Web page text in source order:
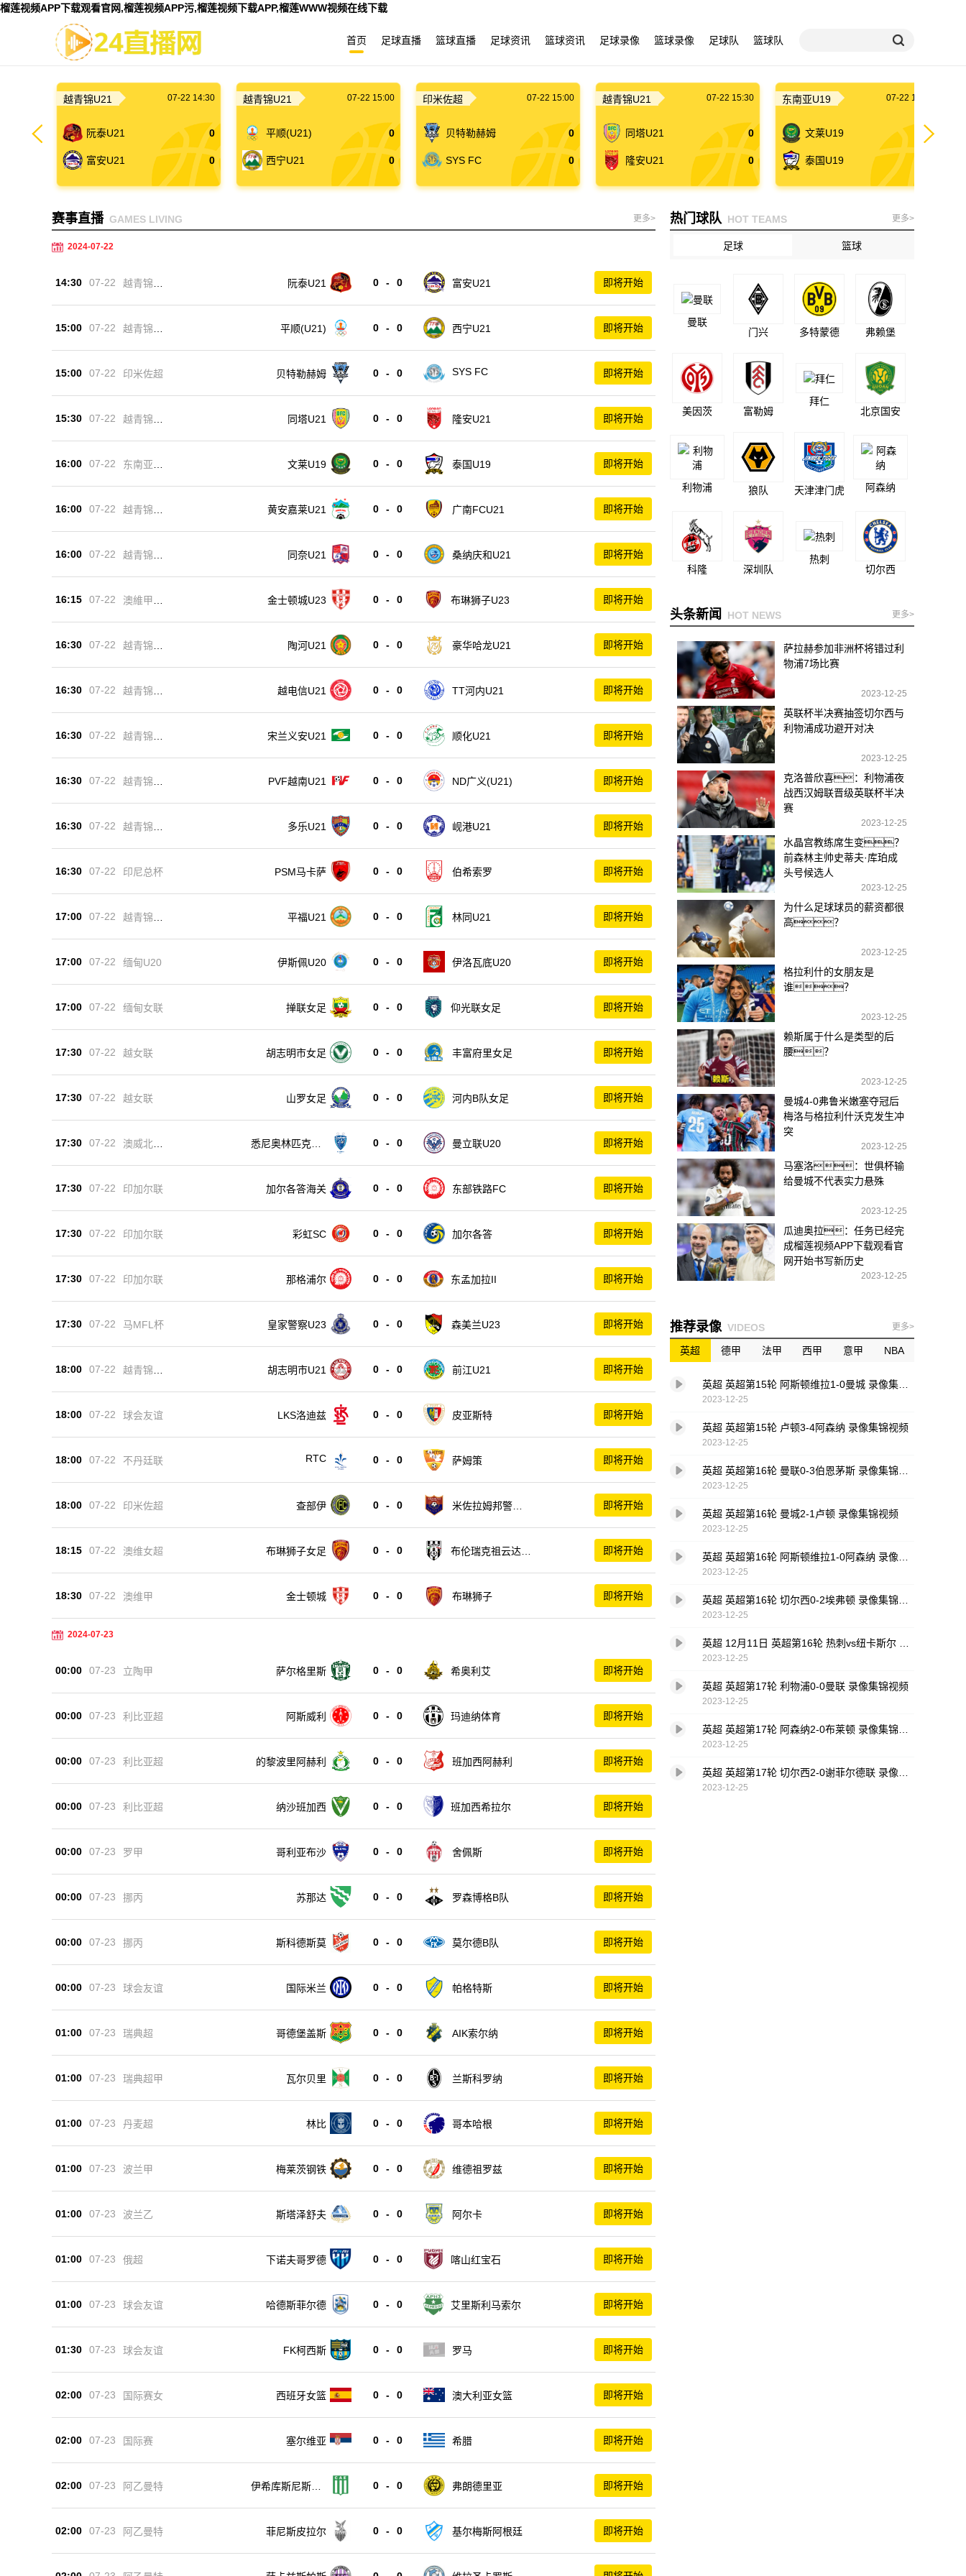
榴莲视频APP下载观看官网,榴莲视频APP污,榴莲视频下载APP,榴莲WWW视频在线下载
首页 足球直播 篮球直播 足球资讯 篮球资讯 足球录像 篮球录像 足球队 篮球队
越青锦U21 07-22 14:30
阮泰U21 0
富安U21 0
越青锦U21 07-22 15:00
平顺(U21) 0
西宁U21 0
印米佐超 07-22 15:00
贝特勒赫姆 0
SYS FC 0
越青锦U21 07-22 15:30
同塔U21 0
隆安U21 0
东南亚U19 07-22 16:00
文莱U19 0
泰国U19
赛事直播 GAMES LIVING 更多>
2024-07-22
14:30 07-22
越青锦U2
阮泰U21 0 - 0 富安U21 即将开始
15:00 07-22
越青锦U2
平顺(U21) 0 - 0 西宁U21 即将开始
15:00 07-22 印米佐超 贝特勒赫姆 0 - 0 SYS FC 即将开始
15:30 07-22
越青锦U2
同塔U21 0 - 0 隆安U21 即将开始
16:00 07-22
东南亚U1
文莱U19 0 - 0 泰国U19 即将开始
16:00 07-22
越青锦U2
黄安嘉莱U21 0 - 0 广南FCU21 即将开始
16:00 07-22
越青锦U2
同奈U21 0 - 0 桑纳庆和U21 即将开始
16:15 07-22
澳維甲U2
金士顿城U23 0 - 0 布琳狮子U23 即将开始
16:30 07-22
越青锦U2
陶河U21 0 - 0 豪华哈龙U21 即将开始
16:30 07-22
越青锦U2
越电信U21 0 - 0 TT河内U21 即将开始
16:30 07-22
越青锦U2
宋兰义安U21 0 - 0 顺化U21 即将开始
16:30 07-22
越青锦U2
PVF越南U21 0 - 0 ND广义(U21) 即将开始
16:30 07-22
越青锦U2
多乐U21 0 - 0 岘港U21 即将开始
16:30 07-22 印尼总杯 PSM马卡萨 0 - 0 伯希索罗 即将开始
17:00 07-22
越青锦U2
平福U21 0 - 0 林同U21 即将开始
17:00 07-22 缅甸U20 伊斯佩U20 0 - 0 伊洛瓦底U20 即将开始
17:00 07-22 缅甸女联 掸联女足 0 - 0 仰光联女足 即将开始
17:30 07-22 越女联 胡志明市女足 0 - 0 丰富府里女足 即将开始
17:30 07-22 越女联 山罗女足 0 - 0 河内B队女足 即将开始
17:30 07-22
澳威北U2
悉尼奥林匹克U2
0 - 0 曼立联U20 即将开始
17:30 07-22 印加尔联 加尔各答海关 0 - 0 东部铁路FC 即将开始
17:30 07-22 印加尔联 彩虹SC 0 - 0 加尔各答 即将开始
17:30 07-22 印加尔联 那格浦尔 0 - 0 东孟加拉II 即将开始
17:30 07-22 马MFL杯 皇家警察U23 0 - 0 森美兰U23 即将开始
18:00 07-22
越青锦U2
胡志明市U21 0 - 0 前江U21 即将开始
18:00 07-22 球会友谊 LKS洛迪兹 0 - 0 皮亚斯特 即将开始
18:00 07-22 不丹廷联 RTC 0 - 0 萨姆策 即将开始
18:00 07-22 印米佐超 查部伊 0 - 0
米佐拉姆邦警察F
即将开始
18:15 07-22 澳维女超 布琳狮子女足 0 - 0
布伦瑞克祖云达斯
即将开始
18:30 07-22 澳维甲 金士顿城 0 - 0 布琳狮子 即将开始
2024-07-23
00:00 07-23 立陶甲 萨尔格里斯 0 - 0 希奥利艾 即将开始
00:00 07-23 利比亚超 阿斯威利 0 - 0 玛迪纳体育 即将开始
00:00 07-23 利比亚超 的黎波里阿赫利 0 - 0 班加西阿赫利 即将开始
00:00 07-23 利比亚超 纳沙班加西 0 - 0 班加西希拉尔 即将开始
00:00 07-23 罗甲 哥利亚布沙 0 - 0 舍佩斯 即将开始
00:00 07-23 挪丙 苏那达 0 - 0 罗森博格B队 即将开始
00:00 07-23 挪丙 斯科德斯莫 0 - 0 莫尔德B队 即将开始
00:00 07-23 球会友谊 国际米兰 0 - 0 帕格特斯 即将开始
01:00 07-23 瑞典超 哥德堡盖斯 0 - 0 AIK索尔纳 即将开始
01:00 07-23 瑞典超甲 瓦尔贝里 0 - 0 兰斯科罗纳 即将开始
01:00 07-23 丹麦超 林比 0 - 0 哥本哈根 即将开始
01:00 07-23 波兰甲 梅莱茨钢铁 0 - 0 维德祖罗兹 即将开始
01:00 07-23 波兰乙 斯塔泽舒夫 0 - 0 阿尔卡 即将开始
01:00 07-23 俄超 下诺夫哥罗德 0 - 0 喀山红宝石 即将开始
01:00 07-23 球会友谊 哈德斯菲尔德 0 - 0 艾里斯利马索尔 即将开始
01:30 07-23 球会友谊 FK柯西斯 0 - 0 罗马 即将开始
02:00 07-23 国际赛女 西班牙女篮 0 - 0 澳大利亚女篮 即将开始
02:00 07-23 国际赛 塞尔维亚 0 - 0 希腊 即将开始
02:00 07-23 阿乙曼特
伊希库斯尼斯塔
0 - 0 弗朗德里亚 即将开始
02:00 07-23 阿乙曼特 菲尼斯皮拉尔 0 - 0 基尔梅斯阿根廷 即将开始
热门球队 HOT TEAMS 更多>
足球 篮球
曼联
门兴
多特蒙德 弗赖堡
美因茨 富勒姆
拜仁
北京国安
利物浦 狼队 天津津门虎 阿森纳
科隆 深圳队
热刺
切尔西
头条新闻 HOT NEWS 更多>
萨拉赫参加非洲杯将错过利
物浦7场比赛
2023-12-25
英联杯半决赛抽签切尔西与
利物浦成功避开对决
2023-12-25
克洛普欣喜：利物浦夜
战西汉姆联晋级英联杯半决
赛
2023-12-25
水晶宫教练席生变？
前森林主帅史蒂夫·库珀成
头号候选人
2023-12-25
为什么足球球员的薪资都很
高？
2023-12-25
格拉利什的女朋友是
谁？
2023-12-25
赖斯属于什么是类型的后
腰？
2023-12-25
曼城4-0弗鲁米嫩塞夺冠后
梅洛与格拉利什沃克发生冲
突
2023-12-25
马塞洛：世俱杯输
给曼城不代表实力悬殊
2023-12-25
瓜迪奥拉：任务已经完
成榴莲视频APP下载观看官
网开始书写新历史
2023-12-25
推荐录像 VIDEOS 更多>
英超 德甲 法甲 西甲 意甲 NBA
2023-12-25
英超 英超第15轮 卢顿3-4阿森纳 录像集锦视频
2023-12-25
2023-12-25
英超 英超第16轮 曼城2-1卢顿 录像集锦视频
2023-12-25
2023-12-25
2023-12-25
2023-12-25
英超 英超第17轮 利物浦0-0曼联 录像集锦视频
2023-12-25
2023-12-25
2023-12-25